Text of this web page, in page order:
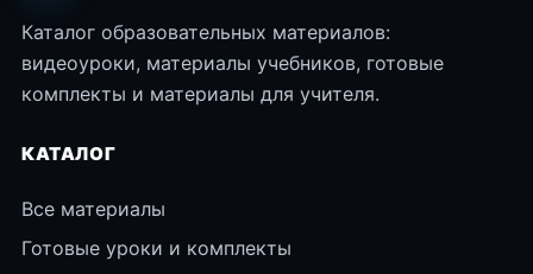
Каталог образовательных материалов:
видеоуроки, материалы учебников, готовые
комплекты и материалы для учителя.
КАТАЛОГ
Все материалы
Готовые уроки и комплекты